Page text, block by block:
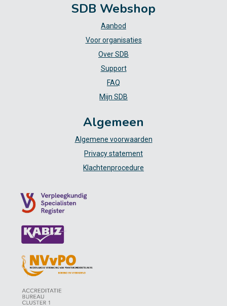
SDB Webshop
Aanbod
Voor organisaties
Over SDB
Support
FAQ
Mijn SDB
Algemeen
Algemene voorwaarden
Privacy statement
Klachtenprocedure